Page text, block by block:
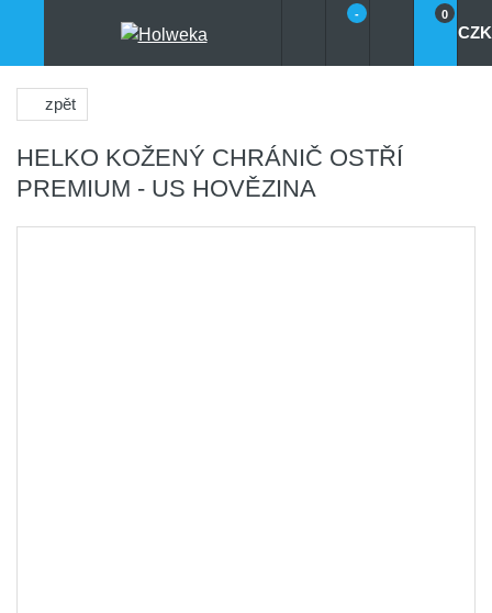
- 0
CZK
zpět
HELKO KOŽENÝ CHRÁNIČ OSTŘÍ
PREMIUM - US HOVĚZINA